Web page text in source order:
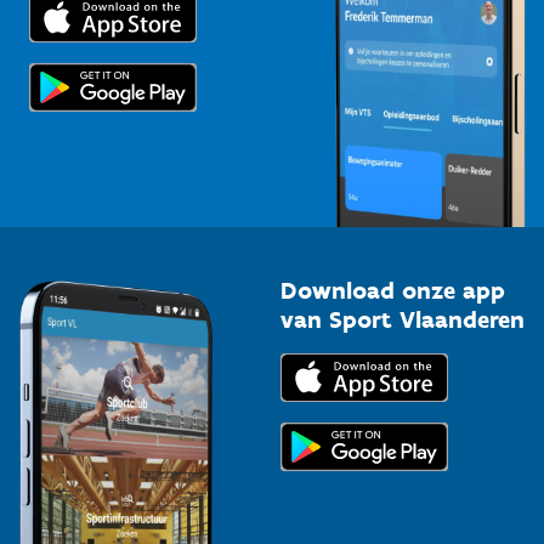
Topsporters
Voor de pers
Download onze app
van Sport Vlaanderen